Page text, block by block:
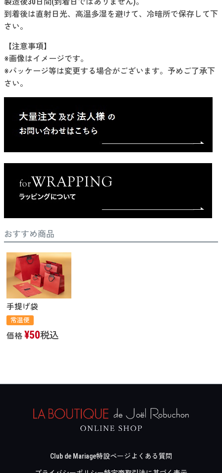
製造後30日間(到着日ではありません)。
到着後は直射日光、高温多湿を避けて、冷暗所で保存して下
さい。
【注意事項】
※画像はイメージです。
※パッケージ等は変更する場合がございます。予めご了承下
さい。
おすすめ商品
手提げ袋
常温便
価格 ¥50税込
Club de Mariage特設ページ よくある質問